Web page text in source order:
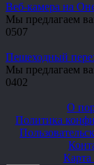
Веб-камера на
Мы предлагаем
0507
Пешеходный
Мы предлагаем
0402
О
Политика
Карта